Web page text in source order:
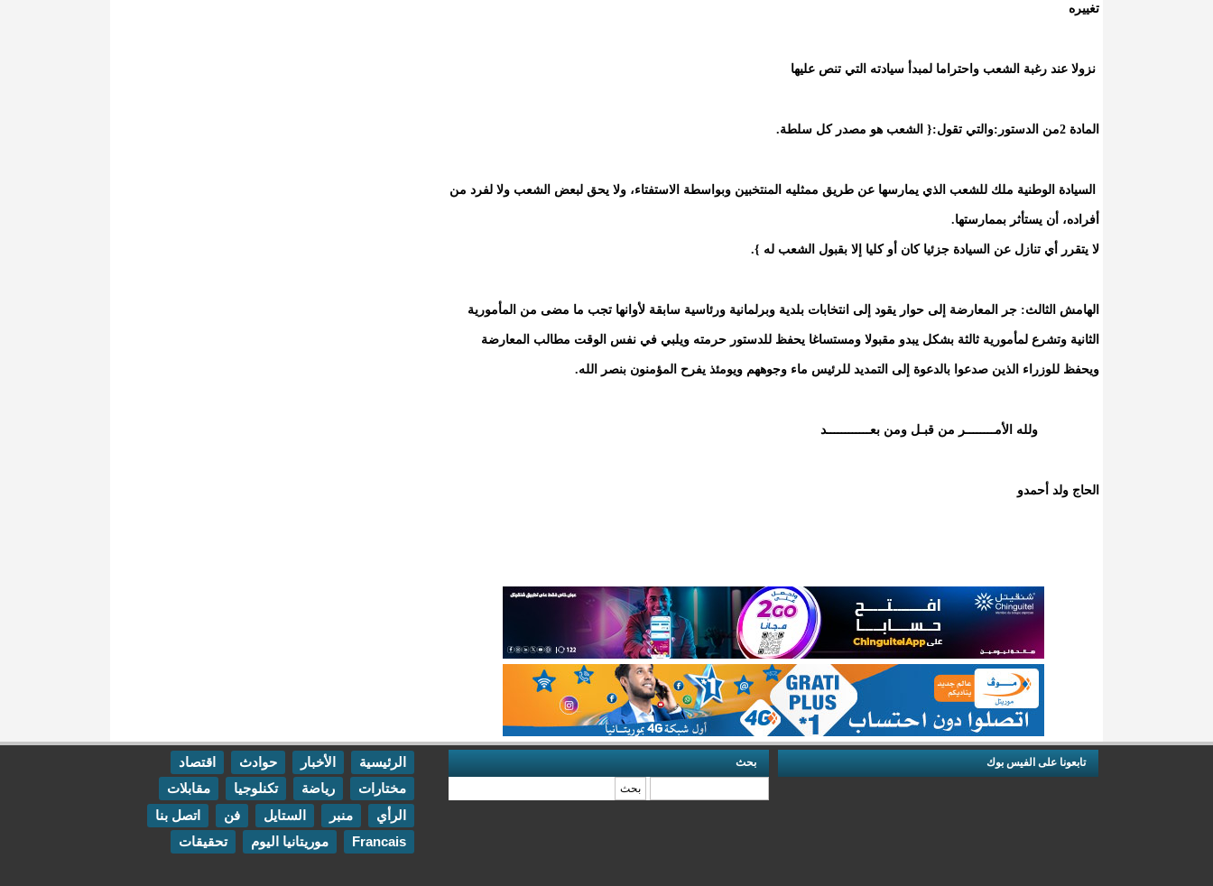
تغييره
نزولا عند رغبة الشعب واحتراما لمبدأ سيادته التي تنص عليها
المادة 2من الدستور:والتي تقول:{ الشعب هو مصدر كل سلطة.
السيادة الوطنية ملك للشعب الذي يمارسها عن طريق ممثليه المنتخبين وبواسطة الاستفتاء، ولا يحق لبعض الشعب ولا لفرد من
أفراده، أن يستأثر بممارستها.
لا يتقرر أي تنازل عن السيادة جزئيا كان أو كليا إلا بقبول الشعب له }.
الهامش الثالث: جر المعارضة إلى حوار يقود إلى انتخابات بلدية وبرلمانية ورئاسية سابقة لأوانها تجب ما مضى من المأمورية
الثانية وتشرع لمأمورية ثالثة بشكل يبدو مقبولا ومستساغا يحفظ للدستور حرمته ويلبي في نفس الوقت مطالب المعارضة
ويحفظ للوزراء الذين صدعوا بالدعوة إلى التمديد للرئيس ماء وجوههم ويومئذ يفرح المؤمنون بنصر الله.
ولله الأمــــــــر من قبـل ومن بعــــــــــــد
الحاج ولد أحمدو
تابعونا على الفيس بوك بحث الرئيسية الأخبار حوادث
اقتصاد
مختارات
رياضة تكنلوجيا
مقابلات
الرأي
منبر الستايل فن
اتصل بنا
Francais
موريتانيا اليوم تحقيقات